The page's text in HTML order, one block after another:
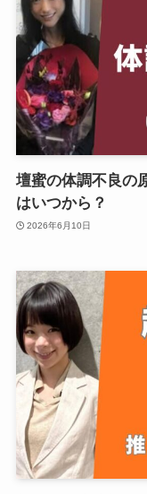
壇蜜の体調不良の
はいつから？
2026年6月10日